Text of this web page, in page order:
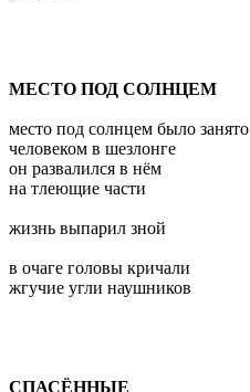
МЕСТО ПОД СОЛНЦЕМ
место под солнцем было занято
человеком в шезлонге
он развалился в нём
на тлеющие части
жизнь выпарил зной
в очаге головы кричали
жгучие угли наушников
СПАСЁННЫЕ